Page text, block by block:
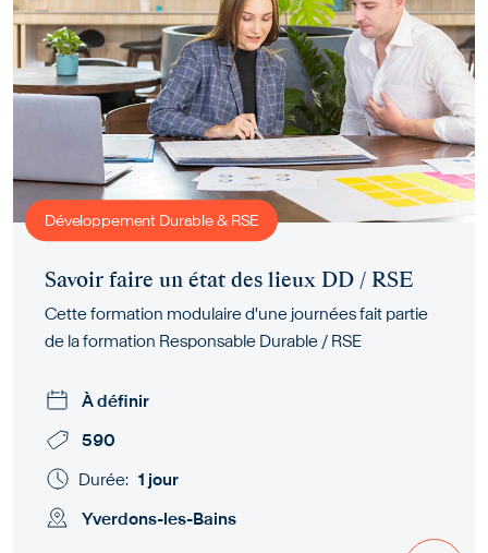
Développement Durable & RSE
Savoir faire un état des lieux DD / RSE
Cette formation modulaire d'une journées fait partie
de la formation Responsable Durable / RSE
À définir
590
Durée: 1 jour
Yverdons-les-Bains